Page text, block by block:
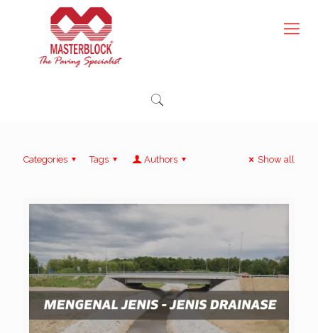
Categories Tags Authors Show all